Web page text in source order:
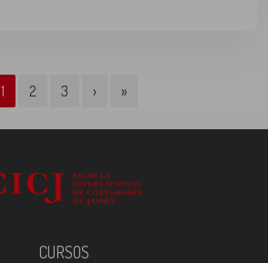
Current Page
1 Page
2 Page
3 › »
CURSOS